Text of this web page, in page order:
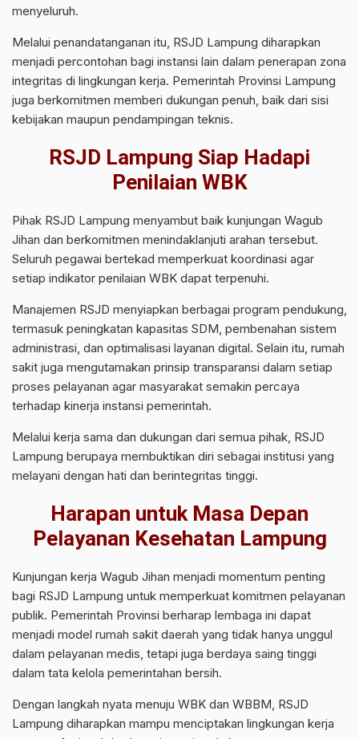
menyeluruh.
Melalui penandatanganan itu, RSJD Lampung diharapkan
menjadi percontohan bagi instansi lain dalam penerapan zona
integritas di lingkungan kerja. Pemerintah Provinsi Lampung
juga berkomitmen memberi dukungan penuh, baik dari sisi
kebijakan maupun pendampingan teknis.
RSJD Lampung Siap Hadapi
Penilaian WBK
Pihak RSJD Lampung menyambut baik kunjungan Wagub
Jihan dan berkomitmen menindaklanjuti arahan tersebut.
Seluruh pegawai bertekad memperkuat koordinasi agar
setiap indikator penilaian WBK dapat terpenuhi.
Manajemen RSJD menyiapkan berbagai program pendukung,
termasuk peningkatan kapasitas SDM, pembenahan sistem
administrasi, dan optimalisasi layanan digital. Selain itu, rumah
sakit juga mengutamakan prinsip transparansi dalam setiap
proses pelayanan agar masyarakat semakin percaya
terhadap kinerja instansi pemerintah.
Melalui kerja sama dan dukungan dari semua pihak, RSJD
Lampung berupaya membuktikan diri sebagai institusi yang
melayani dengan hati dan berintegritas tinggi.
Harapan untuk Masa Depan
Pelayanan Kesehatan Lampung
Kunjungan kerja Wagub Jihan menjadi momentum penting
bagi RSJD Lampung untuk memperkuat komitmen pelayanan
publik. Pemerintah Provinsi berharap lembaga ini dapat
menjadi model rumah sakit daerah yang tidak hanya unggul
dalam pelayanan medis, tetapi juga berdaya saing tinggi
dalam tata kelola pemerintahan bersih.
Dengan langkah nyata menuju WBK dan WBBM, RSJD
Lampung diharapkan mampu menciptakan lingkungan kerja